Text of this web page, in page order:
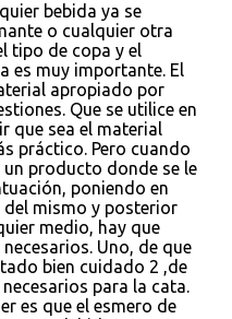
bebida ya se
o cualquier otra
tipo de copa y el
es muy importante. El
apropiado por
Que se utilice en
que sea el material
práctico. Pero cuando
un producto donde se le
poniendo en
mismo y posterior
medio, hay que
Uno, de que
bien cuidado 2 ,de
para la cata.
es que el esmero de